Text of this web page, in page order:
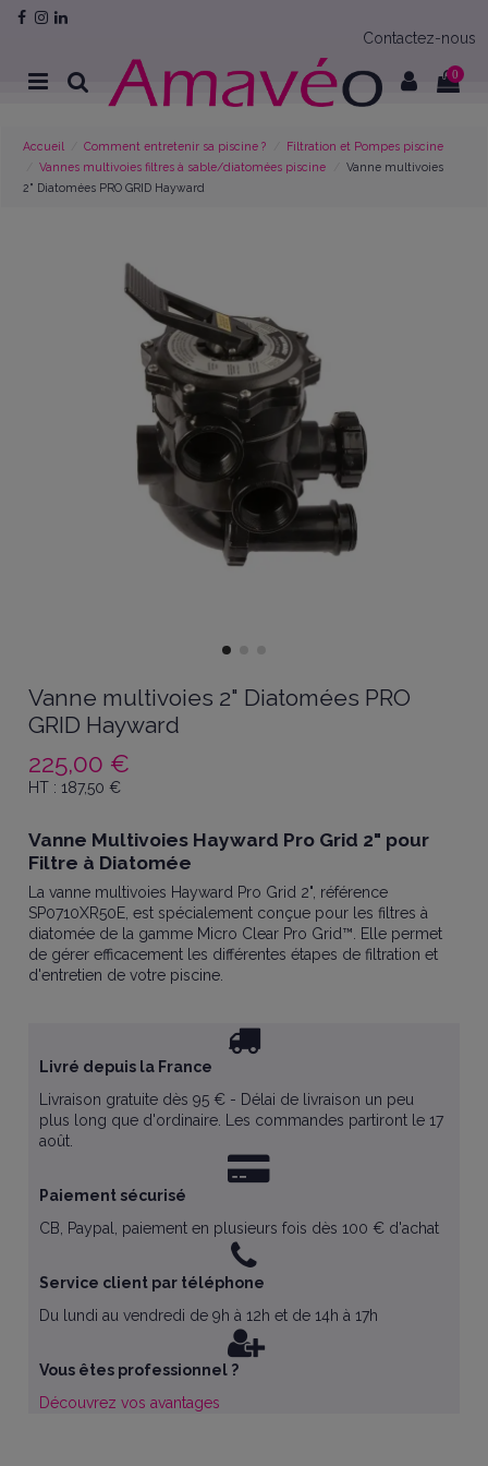
Contactez-nous
0
Accueil Comment entretenir sa piscine ?
Filtration et Pompes piscine
Vannes multivoies filtres à sable/diatomées piscine
Vanne multivoies
2" Diatomées PRO GRID Hayward
Vanne multivoies 2" Diatomées PRO
GRID Hayward
225,00 €
HT : 187,50€
Vanne Multivoies Hayward Pro Grid 2" pour
Filtre à Diatomée
La vanne multivoies Hayward Pro Grid 2", référence
SP0710XR50E, est spécialement conçue pour les filtres à
diatomée de la gamme Micro Clear Pro Grid™. Elle permet
de gérer efficacement les différentes étapes de filtration et
d'entretien de votre piscine.
Livré depuis la France
Livraison gratuite dès 95 € - Délai de livraison un peu
plus long que d'ordinaire. Les commandes partiront le 17
août.
Paiement sécurisé
CB, Paypal, paiement en plusieurs fois dès 100 € d'achat
Service client par téléphone
Du lundi au vendredi de 9h à 12h et de 14h à 17h
Vous êtes professionnel ?
Découvrez vos avantages